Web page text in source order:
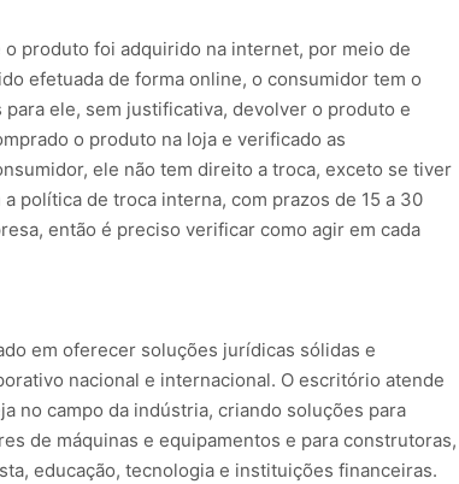
produto foi adquirido na internet, por meio de
efetuada de forma online, o consumidor tem o
ele, sem justificativa, devolver o produto e
o produto na loja e verificado as
ele não tem direito a troca, exceto se tiver
política de troca interna, com prazos de 15 a 30
então é preciso verificar como agir em cada
em oferecer soluções jurídicas sólidas e
nacional e internacional. O escritório atende
no campo da indústria, criando soluções para
de máquinas e equipamentos e para construtoras,
educação, tecnologia e instituições financeiras.